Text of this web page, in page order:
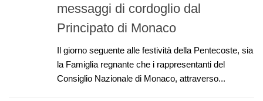
messaggi di cordoglio dal
Principato di Monaco
Il giorno seguente alle festività della Pentecoste, sia
la Famiglia regnante che i rappresentanti del
Consiglio Nazionale di Monaco, attraverso...